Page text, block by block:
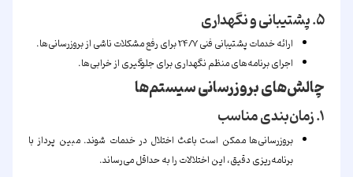
۵. پشتیبانی و نگهداری
ارائه خدمات پشتیبانی فنی 24/7 برای رفع مشکلات ناشی از بروزرسانی‌ها.
اجرای برنامه‌های منظم نگهداری برای جلوگیری از خرابی‌ها.
چالش‌های بروزرسانی سیستم‌ها
۱. زمان‌بندی مناسب
بروزرسانی‌ها ممکن است باعث اختلال در خدمات شوند. مبین پرداز با
برنامه‌ریزی دقیق، این اختلالات را به حداقل می‌رساند.